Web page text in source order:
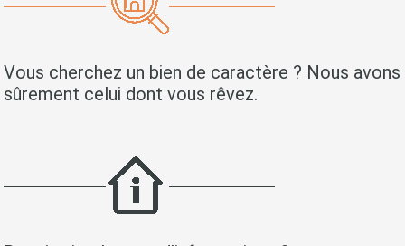
Vous cherchez un bien de caractère ? Nous avons
sûrement celui dont vous rêvez.